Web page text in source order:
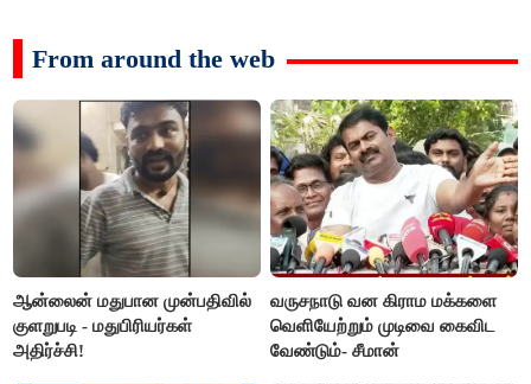
From around the web
ஆன்லைன் மதுபான முன்பதிவில்
குளறுபடி - மதுபிரியர்கள்
அதிர்ச்சி!
வருசநாடு வன கிராம மக்களை
வெளியேற்றும் முடிவை கைவிட
வேண்டும்- சீமான்